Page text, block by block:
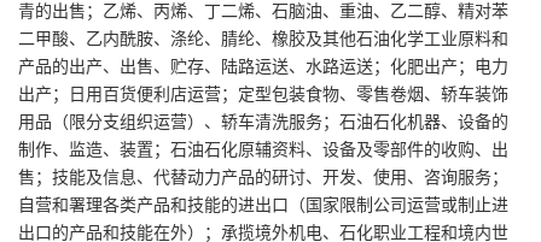
青的出售；乙烯、丙烯、丁二烯、石脑油、重油、乙二醇、精对苯
二甲酸、乙内酰胺、涤纶、腈纶、橡胶及其他石油化学工业原料和
产品的出产、出售、贮存、陆路运送、水路运送；化肥出产；电力
出产；日用百货便利店运营；定型包装食物、零售卷烟、轿车装饰
用品（限分支组织运营）、轿车清洗服务；石油石化机器、设备的
制作、监造、装置；石油石化原辅资料、设备及零部件的收购、出
售；技能及信息、代替动力产品的研讨、开发、使用、咨询服务；
自营和署理各类产品和技能的进出口（国家限制公司运营或制止进
出口的产品和技能在外）；承揽境外机电、石化职业工程和境内世